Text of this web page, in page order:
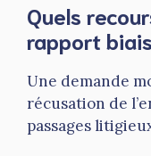
Quels
rapport
Une demande
récusation de
passages